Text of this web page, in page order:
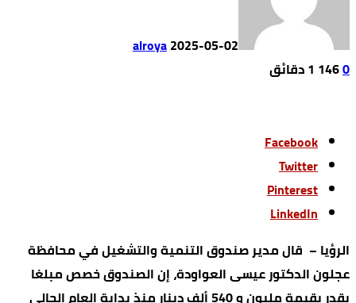
alroya2025-05-02
0
146 1 ‫دقائق‬
Facebook
Twitter
Pinterest
LinkedIn
الرؤيا – قال مدير صندوق التنمية والتشغيل في محافظة
عجلون الدكتور عيسى العواودة، إن الصندوق خصص مبلغا
يقدر بقيمة مليون و 540 ألف دينار منذ بداية العام الحالي